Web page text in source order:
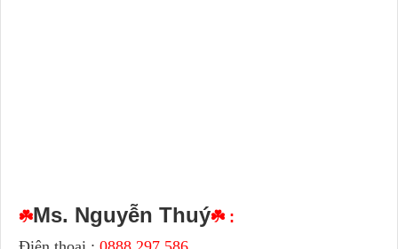
☘️Ms. Nguyễn Thuý☘️ :